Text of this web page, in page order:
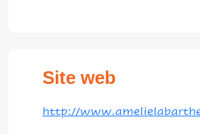
Site web
http://